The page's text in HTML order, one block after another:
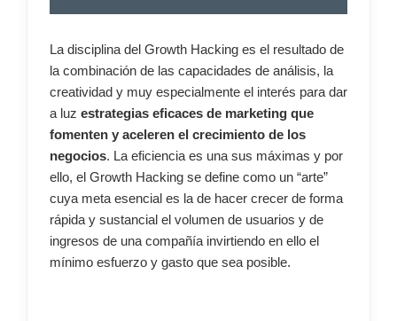
La disciplina del Growth Hacking es el resultado de
la combinación de las capacidades de análisis, la
creatividad y muy especialmente el interés para dar
a luz estrategias eficaces de marketing que
fomenten y aceleren el crecimiento de los
negocios. La eficiencia es una sus máximas y por
ello, el Growth Hacking se define como un “arte”
cuya meta esencial es la de hacer crecer de forma
rápida y sustancial el volumen de usuarios y de
ingresos de una compañía invirtiendo en ello el
mínimo esfuerzo y gasto que sea posible.